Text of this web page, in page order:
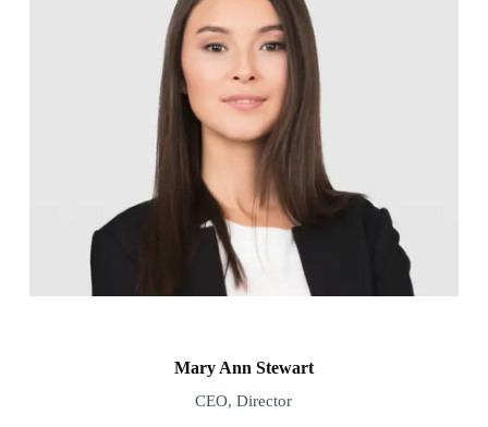
Mary Ann Stewart
CEO, Director